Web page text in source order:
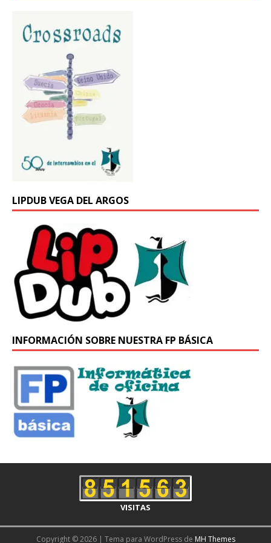
LIPDUB VEGA DEL ARGOS
INFORMACIÓN SOBRE NUESTRA FP BÁSICA
VISITAS
Copyright © 2026 | Tema para WordPress de MH Themes